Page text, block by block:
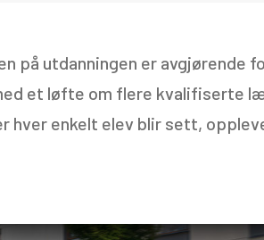
på utdanningen er avgjørende
et løfte om flere kvalifiserte
hver enkelt elev blir sett,